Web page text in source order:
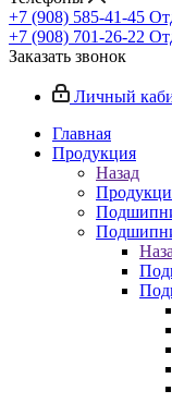
+7 (908) 585-41-45
+7 (908) 701-26-22
Заказать звонок
Личный
Главная
Продукция
Назад